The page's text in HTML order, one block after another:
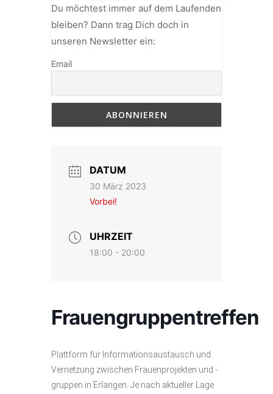
Du möchtest immer auf dem Laufenden
bleiben? Dann trag Dich doch in
unseren Newsletter ein:
Email
DATUM
30 März 2023
Vorbei!
UHRZEIT
18:00 - 20:00
Frauengruppentreffen
Plattform für Informationsaustausch und
Vernetzung zwischen Frauenprojekten und -
gruppen in Erlangen. Je nach aktueller Lage